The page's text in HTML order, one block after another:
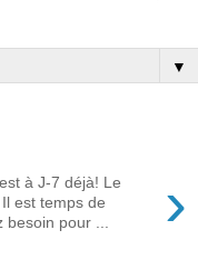
▼
›
à J-7 déjà! Le
est temps de
pour ...